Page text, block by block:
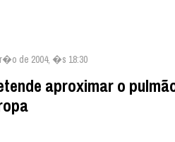
de 2004, �s 18:30
aproximar o